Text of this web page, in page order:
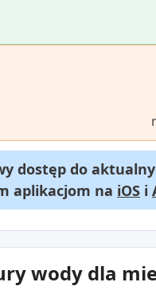
dostęp do
aplikacjom na iOS i
wody dla